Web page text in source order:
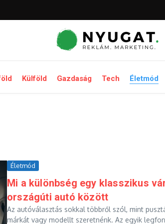
Külföld Gazdaság Tech Életmód
Életmód
Mi a különbség egy klasszikus
országúti autó között
Az autóválasztás sokkal többről szól, mint
márkát vagy modellt szeretnénk. Az egyik